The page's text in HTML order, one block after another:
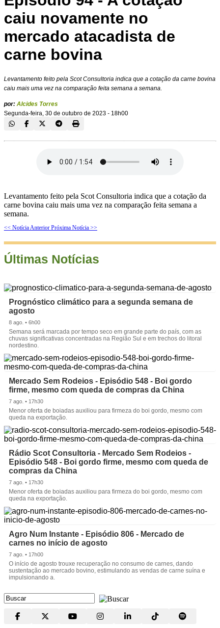
caiu novamente no
mercado atacadista de
carne bovina
Levantamento feito pela Scot Consultoria indica que a cotação da carne bovina
caiu mais uma vez na comparação feita semana a semana.
por: Alcides Torres
Segunda-feira, 30 de outubro de 2023 - 18h00
Levantamento feito pela Scot Consultoria indica que a cotação da
carne bovina caiu mais uma vez na comparação feita semana a
semana.
<< Notícia Anterior Próxima Notícia >>
Últimas Notícias
Prognóstico climático para a segunda semana de
agosto
8 ago. • 6h00
Semana será marcada por tempo seco em grande parte do país, com as
chuvas significativas concentradas na Região Sul e em trechos do litoral
nordestino.
Mercado Sem Rodeios - Episódio 548 - Boi gordo
firme, mesmo com queda de compras da China
7 ago. • 17h30
Menor oferta de boiadas auxiliou para firmeza do boi gordo, mesmo com
queda na exportação.
Rádio Scot Consultoria - Mercado Sem Rodeios -
Episódio 548 - Boi gordo firme, mesmo com queda de
compras da China
7 ago. • 17h30
Menor oferta de boiadas auxiliou para firmeza do boi gordo, mesmo com
queda na exportação.
Agro Num Instante - Episódio 806 - Mercado de
carnes no início de agosto
7 ago. • 17h00
O início de agosto trouxe recuperação no consumo de carnes, dando
sustentação ao mercado bovino, estimulando as vendas de carne suína e
impulsionando a.